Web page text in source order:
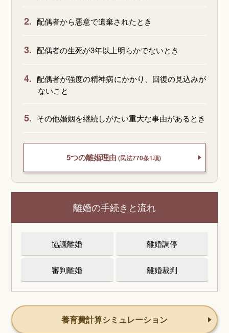
2. 配偶者から悪意で遺棄されたとき
3. 配偶者の生死が3年以上明らかでないとき
4. 配偶者が強度の精神病にかかり、回復の見込みが
ないこと
5. その他婚姻を継続しがたい重大な事由があるとき
5つの離婚理由 (民法770条1項)
離婚の手続きと流れ
協議離婚 離婚調停
審判離婚 離婚裁判
養育費計算シミュレーション